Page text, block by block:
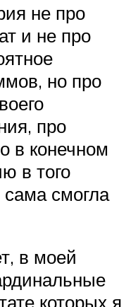
не про
и не про
но про
про
в конечном
в того
сама смогла
в моей
которых я